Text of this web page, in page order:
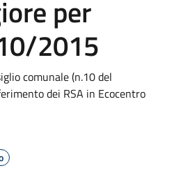
per
2015
comunale (n.10 del
dei RSA in Ecocentro